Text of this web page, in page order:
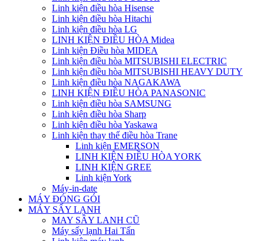
Linh kiện điều hòa Hisense
Linh kiện điều hòa Hitachi
Linh kiện điều hòa LG
LINH KIỆN ĐIỀU HÒA Midea
Linh kiện Điều hòa MIDEA
Linh kiện điều hòa MITSUBISHI ELECTRIC
Linh kiện điều hòa MITSUBISHI HEAVY DUTY
Linh kiện điều hòa NAGAKAWA
LINH KIỆN ĐIỀU HÒA PANASONIC
Linh kiện điều hòa SAMSUNG
Linh kiện điều hòa Sharp
Linh kiện điều hòa Yaskawa
Linh kiện thay thế điều hòa Trane
Linh kiện EMERSON
LINH KIỆN ĐIỀU HÒA YORK
LINH KIỆN GREE
Linh kiện York
Máy-in-date
MÁY ĐÓNG GÓI
MÁY SẤY LẠNH
MAY SÂY LANH CŨ
Máy sấy lạnh Hai Tấn